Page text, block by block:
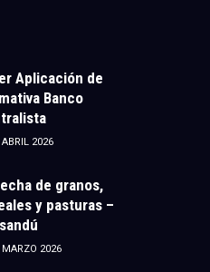
Aplicación de
Banco
ABRIL 2026
de granos,
y pasturas –
MARZO 2026